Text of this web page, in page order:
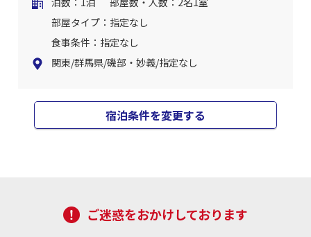
部屋タイプ：指定なし
食事条件：指定なし
関東/群馬県/磯部・妙義/指定なし
宿泊条件を変更する
ご迷惑をおかけしております